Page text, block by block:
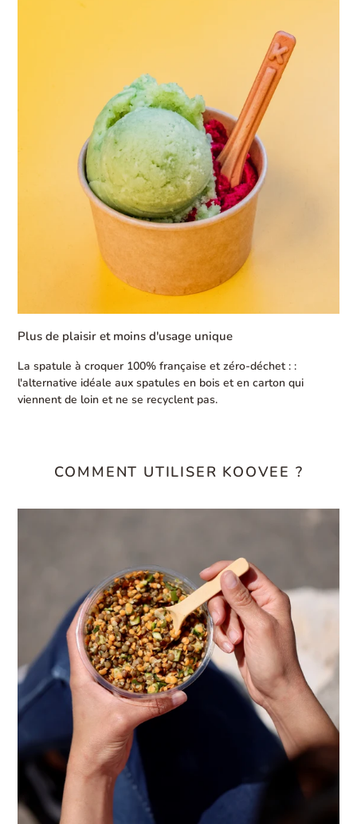
Plus de plaisir et moins d'usage unique
La spatule à croquer 100% française et zéro-déchet : :
l'alternative idéale aux spatules en bois et en carton qui
viennent de loin et ne se recyclent pas.
COMMENT UTILISER KOOVEE ?